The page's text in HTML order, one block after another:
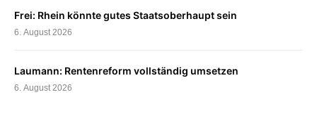
Frei: Rhein könnte gutes Staatsoberhaupt sein
6. August 2026
Laumann: Rentenreform vollständig umsetzen
6. August 2026